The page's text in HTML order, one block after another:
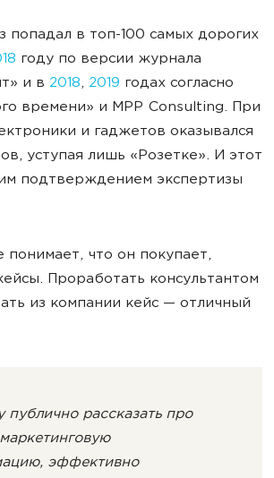
попадал в топ-100 самых дорогих
году по версии журнала
и в 2018, 2019 годах согласно
времени» и MPP Consulting. При
и гаджетов оказывался
уступая лишь «Розетке». И этот
подтверждением экспертизы
понимает, что он покупает,
Проработать консультантом
из компании кейс — отличный
публично рассказать про
эффективно